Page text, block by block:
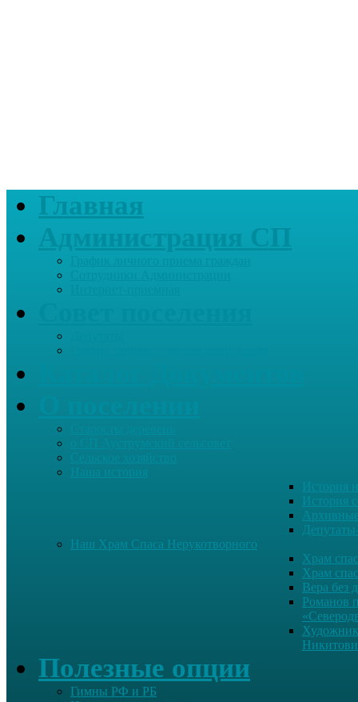
Главная
Наша история
История
История
Наш Храм Спаса Нерукотворного
Храм
Храм
Вера без
Романов
Полезные опции
Гимны РФ и РБ